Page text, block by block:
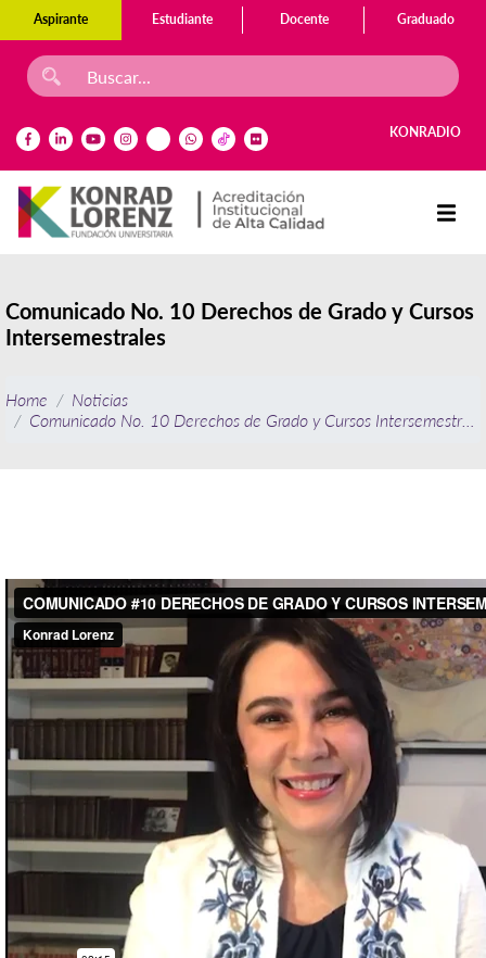
Aspirante Estudiante Docente Graduado
KONRADIO
Comunicado No. 10 Derechos de Grado y Cursos
Intersemestrales
Home
Noticias
Comunicado No. 10 Derechos de Grado y Cursos